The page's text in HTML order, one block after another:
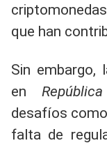
que han
Sin embargo,
en
desafíos
falta de